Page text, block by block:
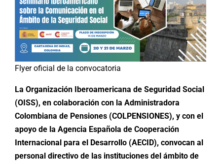
Flyer oficial de la convocatoria
La Organización Iberoamericana de Seguridad Social
(OISS), en colaboración con la Administradora
Colombiana de Pensiones (COLPENSIONES), y con el
apoyo de la Agencia Española de Cooperación
Internacional para el Desarrollo (AECID), convocan al
personal directivo de las instituciones del ámbito de